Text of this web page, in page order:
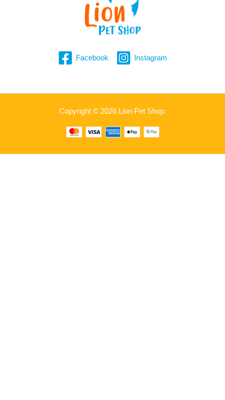
Facebook Instagram
Copyright © 2026 Lion Pet Shop.